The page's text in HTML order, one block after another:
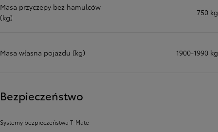
Masa przyczepy bez hamulców
(kg)
750 kg
Masa własna pojazdu (kg) 1900-1990 kg
Bezpieczeństwo
Systemy bezpieczeństwa T-Mate